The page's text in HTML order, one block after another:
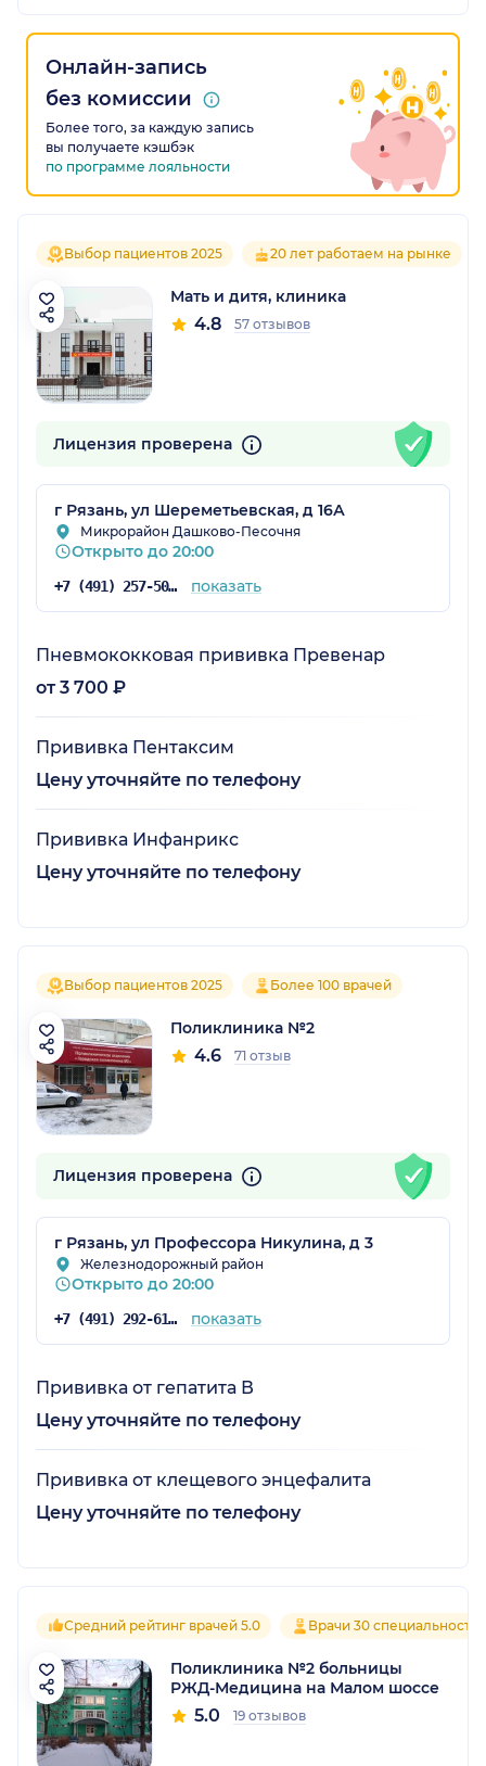
Онлайн-запись
без комиссии
Более того, за каждую запись
вы получаете кэшбэк
по программе лояльности
Выбор пациентов 2025 20 лет работаем на рынке
Мать и дитя, клиника
4.8 57 отзывов
Лицензия проверена
г Рязань, ул Шереметьевская, д 16А
Микрорайон Дашково-Песочня
Открыто до 20:00
+7 (491) 257-50-90 показать
Пневмококковая прививка Превенар
от 3 700 ₽
Прививка Пентаксим
Цену уточняйте по телефону
Прививка Инфанрикс
Цену уточняйте по телефону
Выбор пациентов 2025 Более 100 врачей
Поликлиника №2
4.6 71 отзыв
Лицензия проверена
г Рязань, ул Профессора Никулина, д 3
Железнодорожный район
Открыто до 20:00
+7 (491) 292-61-28 показать
Прививка от гепатита В
Цену уточняйте по телефону
Прививка от клещевого энцефалита
Цену уточняйте по телефону
Средний рейтинг врачей 5.0 Врачи 30
Поликлиника №2 больницы
РЖД-Медицина на Малом шоссе
5.0 19 отзывов